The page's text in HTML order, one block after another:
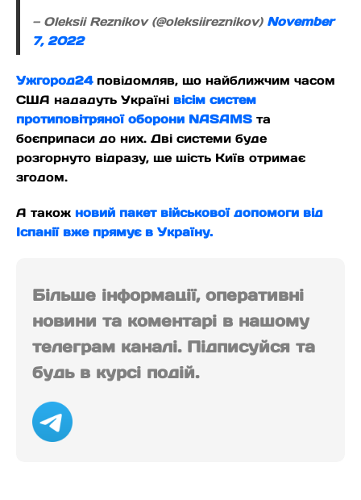
— Oleksii Reznikov (@oleksiireznikov) November
7, 2022
Ужгород24повідомляв, що найближчим часом
США нададуть Україні вісім систем
протиповітряної оборони NASAMS та
боєприпаси до них. Дві системи буде
розгорнуто відразу, ще шість Київ отримає
згодом.
А також новий пакет військової допомоги від
Іспанії вже прямує в Україну.
Більше інформації, оперативні
новини та коментарі в нашому
телеграм каналі. Підписуйся та
будь в курсі подій.